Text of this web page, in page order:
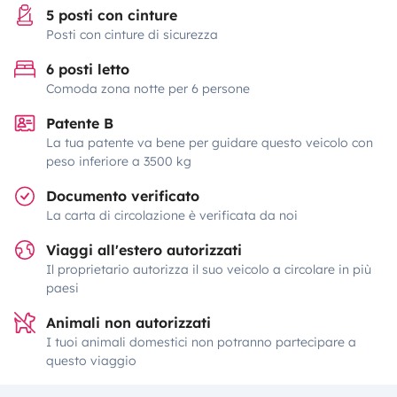
5 posti con cinture
Posti con cinture di sicurezza
6 posti letto
Comoda zona notte per 6 persone
Patente B
La tua patente va bene per guidare questo veicolo con
peso inferiore a 3500 kg
Documento verificato
La carta di circolazione è verificata da noi
Viaggi all'estero autorizzati
Il proprietario autorizza il suo veicolo a circolare in più
paesi
Animali non autorizzati
I tuoi animali domestici non potranno partecipare a
questo viaggio